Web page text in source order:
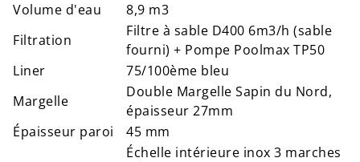
Volume d'eau
8,9 m3
Filtration
Filtre à sable D400 6m3/h (sable
fourni) + Pompe Poolmax TP50
Liner
75/100ème bleu
Margelle
Double Margelle Sapin du Nord,
épaisseur 27mm
Épaisseur paroi
45 mm
Échelle intérieure inox 3 marches